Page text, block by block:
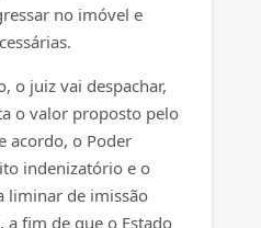
no imóvel e
o juiz vai despachar,
o valor proposto pelo
acordo, o Poder
indenizatório e o
liminar de imissão
a fim de que o Estado